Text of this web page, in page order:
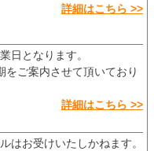
詳細はこちら >>
日となります。
をご案内させて頂いており
詳細はこちら >>
はお受けいたしかねます。